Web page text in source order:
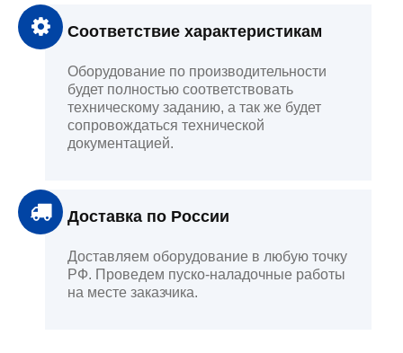
Соответствие характеристикам
Оборудование по производительности
будет полностью соответствовать
техническому заданию, а так же будет
сопровождаться технической
документацией.
Доставка по России
Доставляем оборудование в любую точку
РФ. Проведем пуско-наладочные работы
на месте заказчика.